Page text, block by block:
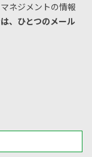
ネジメントの情報
、ひとつのメール